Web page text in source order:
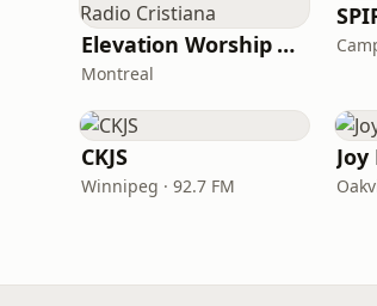
Elevation Worship Radio Cristiana
Montreal
CKJS
Winnipeg · 92.7 FM
Joy